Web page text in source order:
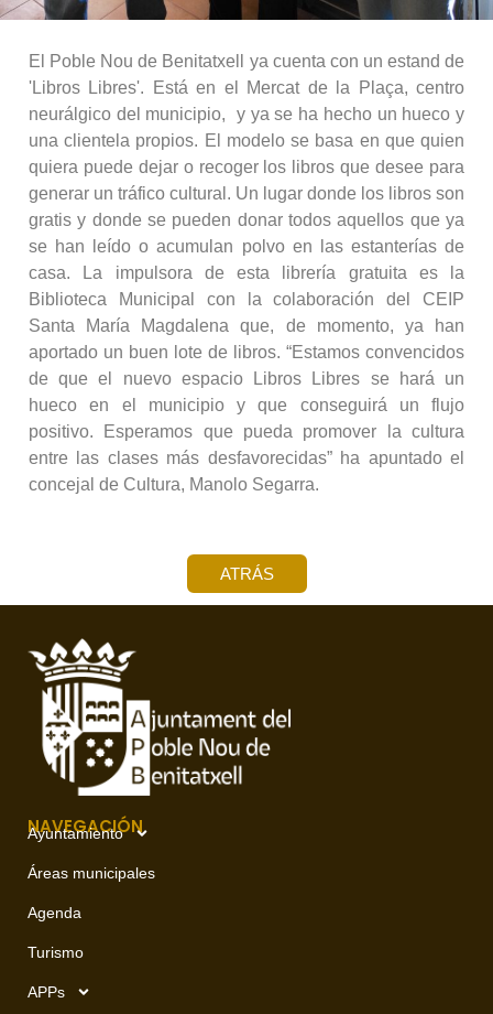
El Poble Nou de Benitatxell ya cuenta con un estand de
'Libros Libres'. Está en el Mercat de la Plaça, centro
neurálgico del municipio, y ya se ha hecho un hueco y
una clientela propios. El modelo se basa en que quien
quiera puede dejar o recoger los libros que desee para
generar un tráfico cultural. Un lugar donde los libros son
gratis y donde se pueden donar todos aquellos que ya
se han leído o acumulan polvo en las estanterías de
casa. La impulsora de esta librería gratuita es la
Biblioteca Municipal con la colaboración del CEIP
Santa María Magdalena que, de momento, ya han
aportado un buen lote de libros. “Estamos convencidos
de que el nuevo espacio Libros Libres se hará un
hueco en el municipio y que conseguirá un flujo
positivo. Esperamos que pueda promover la cultura
entre las clases más desfavorecidas” ha apuntado el
concejal de Cultura, Manolo Segarra.
ATRÁS
NAVEGACIÓN
Ayuntamiento
Áreas municipales
Agenda
Turismo
APPs